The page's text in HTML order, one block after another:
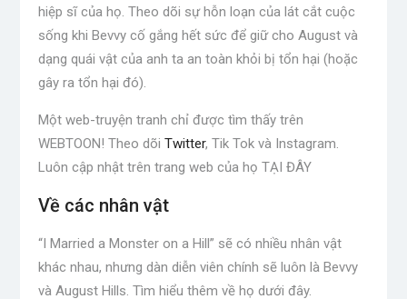
hiệp sĩ của họ. Theo dõi sự hỗn loạn của lát cắt cuộc
sống khi Bevvy cố gắng hết sức để giữ cho August và
dạng quái vật của anh ta an toàn khỏi bị tổn hại (hoặc
gây ra tổn hại đó).
Một web-truyện tranh chỉ được tìm thấy trên
WEBTOON! Theo dõi Twitter, Tik Tok và Instagram.
Luôn cập nhật trên trang web của họ TẠI ĐÂY
Về các nhân vật
“I Married a Monster on a Hill” sẽ có nhiều nhân vật
khác nhau, nhưng dàn diễn viên chính sẽ luôn là Bevvy
và August Hills. Tìm hiểu thêm về họ dưới đây.